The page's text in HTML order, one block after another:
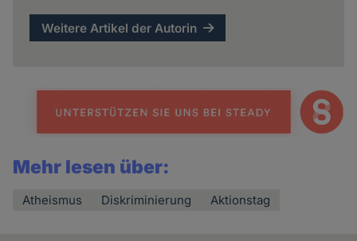
Weitere Artikel der Autorin
Mehr lesen über:
Atheismus Diskriminierung Aktionstag